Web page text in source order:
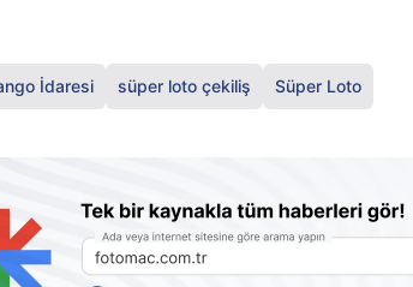
İdaresi süper loto çekiliş Süper Loto